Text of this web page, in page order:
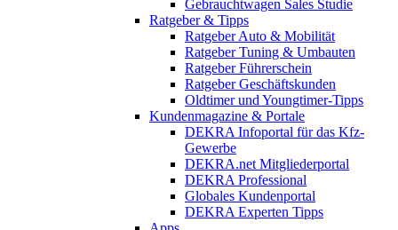
Gebrauchtwagen Sales Studie
Ratgeber & Tipps
Ratgeber Auto & Mobilität
Ratgeber Tuning & Umbauten
Ratgeber Führerschein
Ratgeber Geschäftskunden
Oldtimer und Youngtimer-Tipps
Kundenmagazine & Portale
DEKRA Infoportal für das Kfz-
Gewerbe
DEKRA.net Mitgliederportal
DEKRA Professional
Globales Kundenportal
DEKRA Experten Tipps